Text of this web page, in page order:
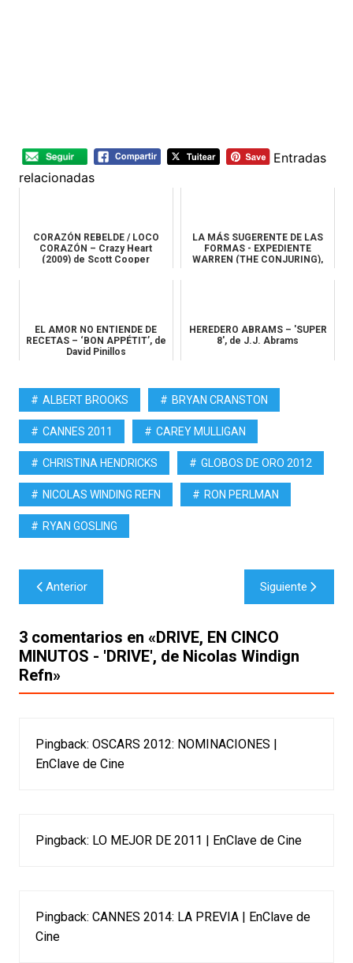
Entradas
relacionadas
CORAZÓN REBELDE / LOCO
CORAZÓN – Crazy Heart
(2009) de Scott Cooper
LA MÁS SUGERENTE DE LAS
FORMAS - EXPEDIENTE
WARREN (THE CONJURING),
EL AMOR NO ENTIENDE DE
RECETAS – ‘BON APPÉTIT’, de
David Pinillos
HEREDERO ABRAMS – 'SUPER
8', de J.J. Abrams
ALBERT BROOKS BRYAN CRANSTON
CANNES 2011 CAREY MULLIGAN
CHRISTINA HENDRICKS GLOBOS DE ORO 2012
NICOLAS WINDING REFN RON PERLMAN
RYAN GOSLING
Navegación
de
entradas
Anterior Siguiente
3 comentarios en «DRIVE, EN CINCO
MINUTOS - 'DRIVE', de Nicolas Windign
Refn»
Pingback: OSCARS 2012: NOMINACIONES |
EnClave de Cine
Pingback: LO MEJOR DE 2011 | EnClave de Cine
Pingback: CANNES 2014: LA PREVIA | EnClave de
Cine